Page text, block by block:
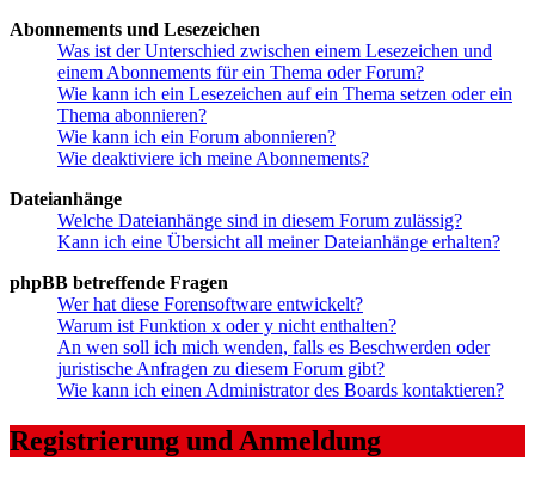
Abonnements und Lesezeichen
Was ist der Unterschied zwischen einem Lesezeichen und
einem Abonnements für ein Thema oder Forum?
Wie kann ich ein Lesezeichen auf ein Thema setzen oder ein
Thema abonnieren?
Wie kann ich ein Forum abonnieren?
Wie deaktiviere ich meine Abonnements?
Dateianhänge
Welche Dateianhänge sind in diesem Forum zulässig?
Kann ich eine Übersicht all meiner Dateianhänge erhalten?
phpBB betreffende Fragen
Wer hat diese Forensoftware entwickelt?
Warum ist Funktion x oder y nicht enthalten?
An wen soll ich mich wenden, falls es Beschwerden oder
juristische Anfragen zu diesem Forum gibt?
Wie kann ich einen Administrator des Boards kontaktieren?
Registrierung und Anmeldung